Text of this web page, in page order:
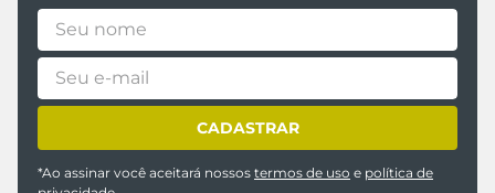
CADASTRAR
*Ao assinar você aceitará nossos termos de uso e política de